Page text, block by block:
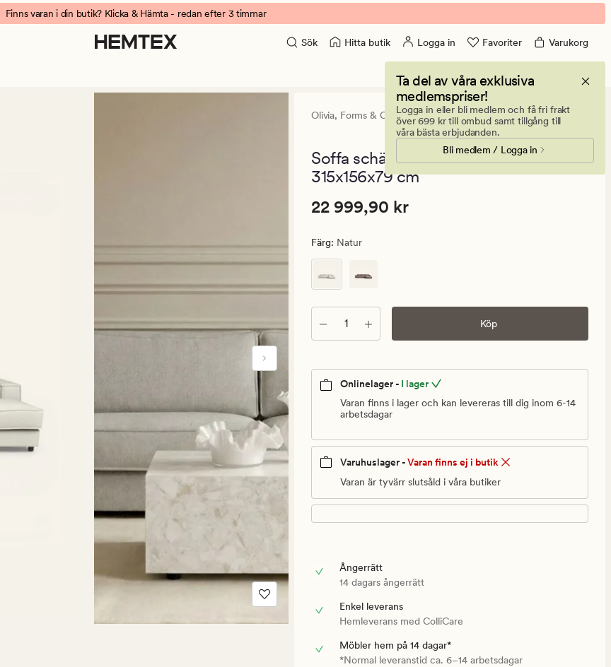
Finns varan i din butik? Klicka & Hämta - redan efter 3 timmar
Sök Hitta butik Logga in Favoriter Varukorg
Ta del av våra exklusiva
medlemspriser!
Logga in eller bli medlem och få fri frakt
över 699 kr till ombud samt tillgång till
våra bästa erbjudanden.
Bli medlem / Logga in
Olivia, Forms & Objects
2
med
betyg
5
Soffa schäslong höger natur -
315x156x79 cm
Pris
999,90
pris
22
999,90
kr
Pris 22 999,90 kr
22 999,90 kr
Färg: Natur
Antal Köp
Onlinelager - I lager
Varan finns i lager och kan levereras till dig inom 6-14
arbetsdagar
Varuhuslager -Varan finns ej i butik
Varan är tyvärr slutsåld i våra butiker
Ångerrätt
14 dagars ångerrätt
Enkel leverans
Hemleverans med ColliCare
Möbler hem på 14 dagar*
*Normal leveranstid ca. 6–14 arbetsdagar